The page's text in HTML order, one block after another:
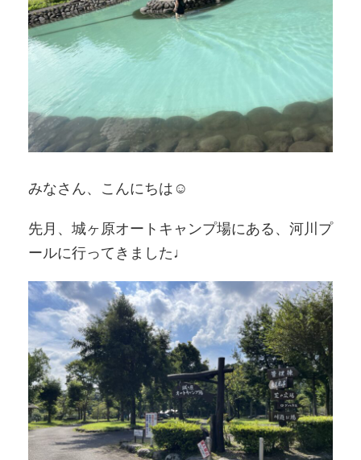
みなさん、こんにちは☺︎
先月、城ヶ原オートキャンプ場にある、河川プ
ールに行ってきました♩